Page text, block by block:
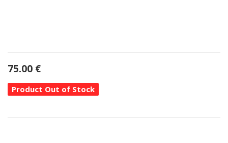
75.00 €
Product Out of Stock